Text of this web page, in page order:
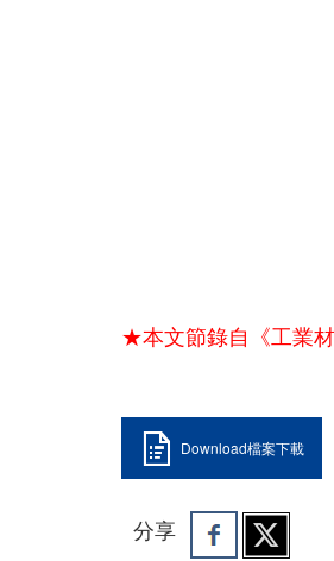
★本文節錄自《工業
Download檔案下載
分享